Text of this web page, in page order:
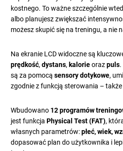
kostnego. To ważne szczególnie
albo planujesz zwiększać
możesz skupić się na treningu, a nie
Na ekranie LCD widoczne są
prędkość,dystans, kalorieorazpuls
są za pomocąsensory dotykowe,
zgodnie z funkcją sterowania – także
Wbudowano 12 programów
jest funkcjaPhysical Test (FAT),
własnych parametrów:płeć, wiek,
dopasować plan do użytkownika i